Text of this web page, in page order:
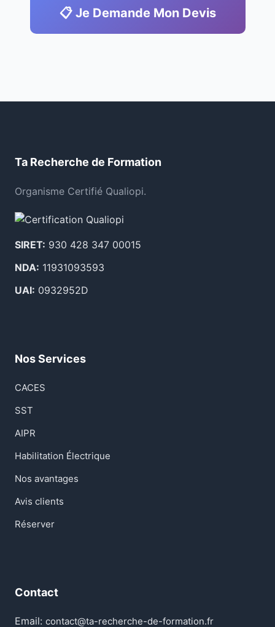
📋 Je Demande Mon Devis
Ta Recherche de Formation
Organisme Certifié Qualiopi.
SIRET: 930 428 347 00015
NDA: 11931093593
UAI: 0932952D
Nos Services
CACES
SST
AIPR
Habilitation Électrique
Nos avantages
Avis clients
Réserver
Contact
Email: contact@ta-recherche-de-formation.fr